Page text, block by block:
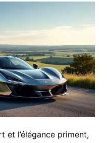
et l’élégance priment,